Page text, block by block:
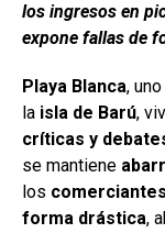
los ingresos en
expone fallas de
Playa Blanca,
la isla de Barú,
críticas y
se mantiene
los comerciantes
forma drástica,